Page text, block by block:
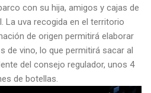
con su hija, amigos y cajas de
La uva recogida en el territorio
de origen permitirá elaborar
de vino, lo que permitirá sacar al
del consejo regulador, unos 4
de botellas.